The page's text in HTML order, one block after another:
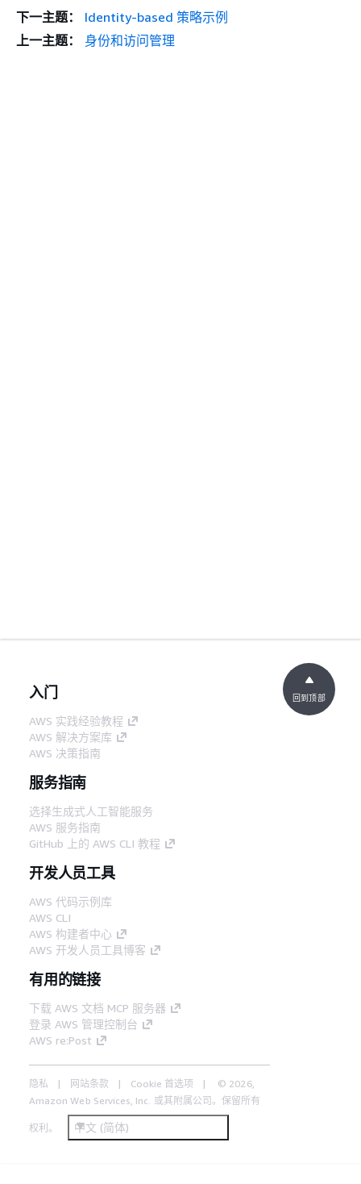
下一主题：
Identity-based 策略示例
上一主题：
身份和访问管理
入门
AWS 实践经验教程
AWS 解决方案库
AWS 决策指南
服务指南
选择生成式人工智能服务
AWS 服务指南
GitHub 上的 AWS CLI 教程
开发人员工具
AWS 代码示例库
AWS CLI
AWS 构建者中心
AWS 开发人员工具博客
有用的链接
下载 AWS 文档 MCP 服务器
登录 AWS 管理控制台
AWS re:Post
隐私 网站条款 Cookie 首选项
© 2026,
Amazon Web Services, Inc. 或其附属公司。保留所有
权利。 中文 (简体)
回到顶部